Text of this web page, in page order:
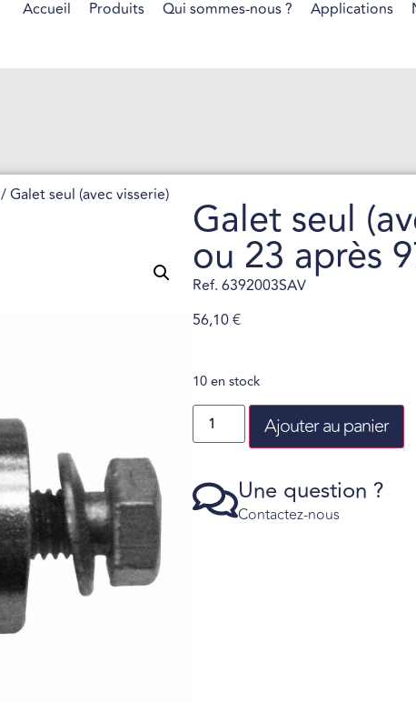
Accueil Produits Qui sommes-nous ? Applications
/ Galet seul (avec visserie)
Galet seul
ou 23 après
Ref. 6392003SAV
56,10€
10 en stock
Ajouter au panier
Une question ?
Contactez-nous